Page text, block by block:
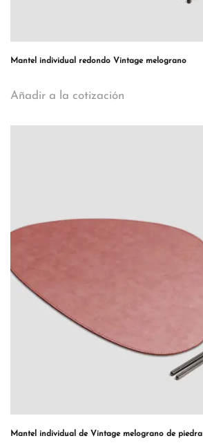
Mantel individual redondo Vintage melograno
Añadir a la cotización
Mantel individual de Vintage melograno de piedra